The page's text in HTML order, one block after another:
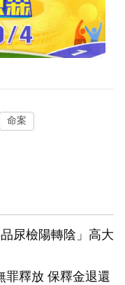
命案
尿檢陽轉陰」高大
罪釋放 保釋金退還